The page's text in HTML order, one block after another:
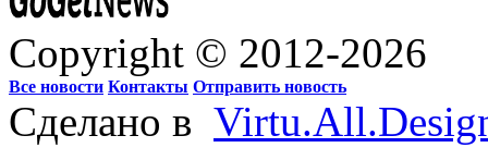
Copyright © 2012-2026
Все новости Контакты Отправить новость
Сделано в